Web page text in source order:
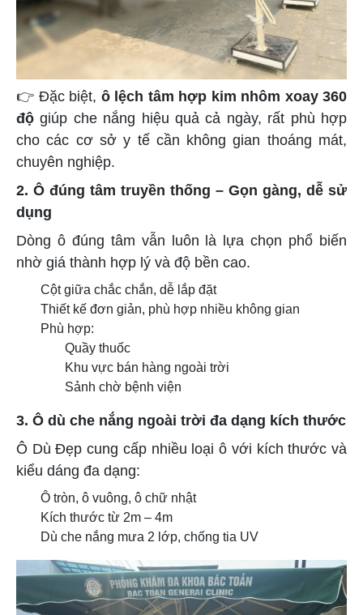
👉 Đặc biệt, ô lệch tâm hợp kim nhôm xoay 360
độ giúp che nắng hiệu quả cả ngày, rất phù hợp
cho các cơ sở y tế cần không gian thoáng mát,
chuyên nghiệp.
2. Ô đúng tâm truyền thống – Gọn gàng, dễ sử
dụng
Dòng ô đúng tâm vẫn luôn là lựa chọn phổ biến
nhờ giá thành hợp lý và độ bền cao.
Cột giữa chắc chắn, dễ lắp đặt
Thiết kế đơn giản, phù hợp nhiều không gian
Phù hợp:
Quầy thuốc
Khu vực bán hàng ngoài trời
Sảnh chờ bệnh viện
3. Ô dù che nắng ngoài trời đa dạng kích thước
Ô Dù Đẹp cung cấp nhiều loại ô với kích thước và
kiểu dáng đa dạng:
Ô tròn, ô vuông, ô chữ nhật
Kích thước từ 2m – 4m
Dù che nắng mưa 2 lớp, chống tia UV